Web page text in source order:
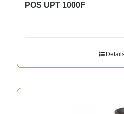
POS UPT 1000F
Details